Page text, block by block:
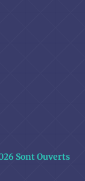
Sont Ouverts